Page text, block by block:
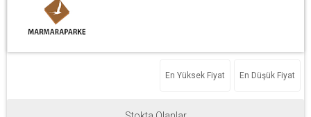
En Yüksek Fiyat En Düşük Fiyat